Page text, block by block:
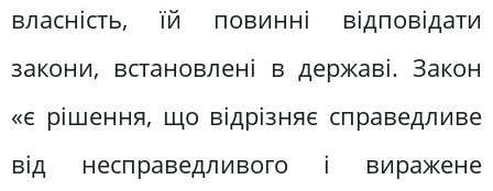
власність, їй повинні відповідати
закони, встановлені в державі. Закон
«є рішення, що відрізняє справедливе
від несправедливого і виражене